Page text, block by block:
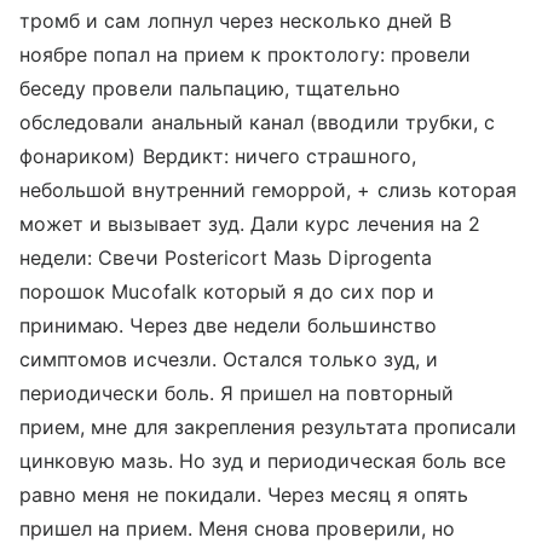
тромб и сам лопнул через несколько дней В
ноябре попал на прием к проктологу: провели
беседу провели пальпацию, тщательно
обследовали анальный канал (вводили трубки, с
фонариком) Вердикт: ничего страшного,
небольшой внутренний геморрой, + слизь которая
может и вызывает зуд. Дали курс лечения на 2
недели: Свечи Postericort Мазь Diprogenta
порошок Mucofalk который я до сих пор и
принимаю. Через две недели большинство
симптомов исчезли. Остался только зуд, и
периодически боль. Я пришел на повторный
прием, мне для закрепления результата прописали
цинковую мазь. Но зуд и периодическая боль все
равно меня не покидали. Через месяц я опять
пришел на прием. Меня снова проверили, но